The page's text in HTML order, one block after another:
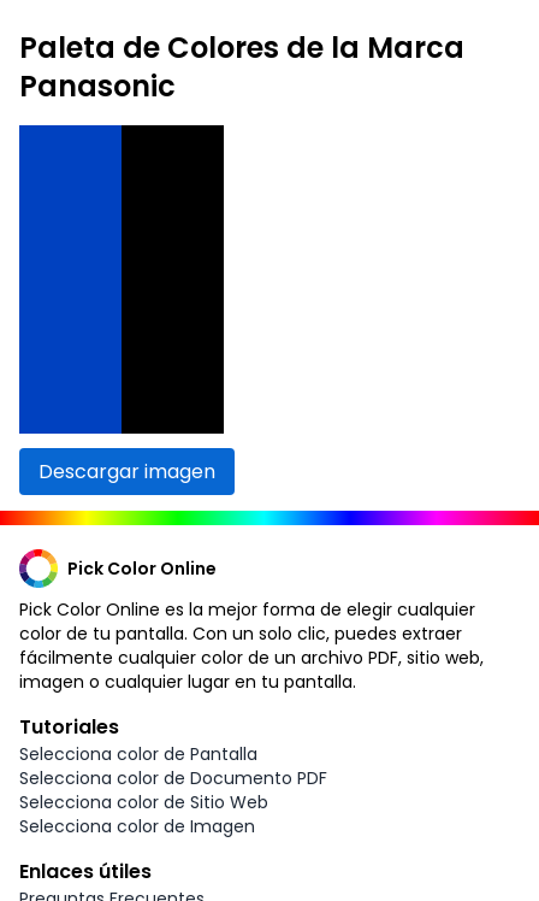
Paleta de Colores de la Marca
Panasonic
Descargar imagen
Pick Color Online
Pick Color Online es la mejor forma de elegir cualquier
color de tu pantalla. Con un solo clic, puedes extraer
fácilmente cualquier color de un archivo PDF, sitio web,
imagen o cualquier lugar en tu pantalla.
Tutoriales
Selecciona color de Pantalla
Selecciona color de Documento PDF
Selecciona color de Sitio Web
Selecciona color de Imagen
Enlaces útiles